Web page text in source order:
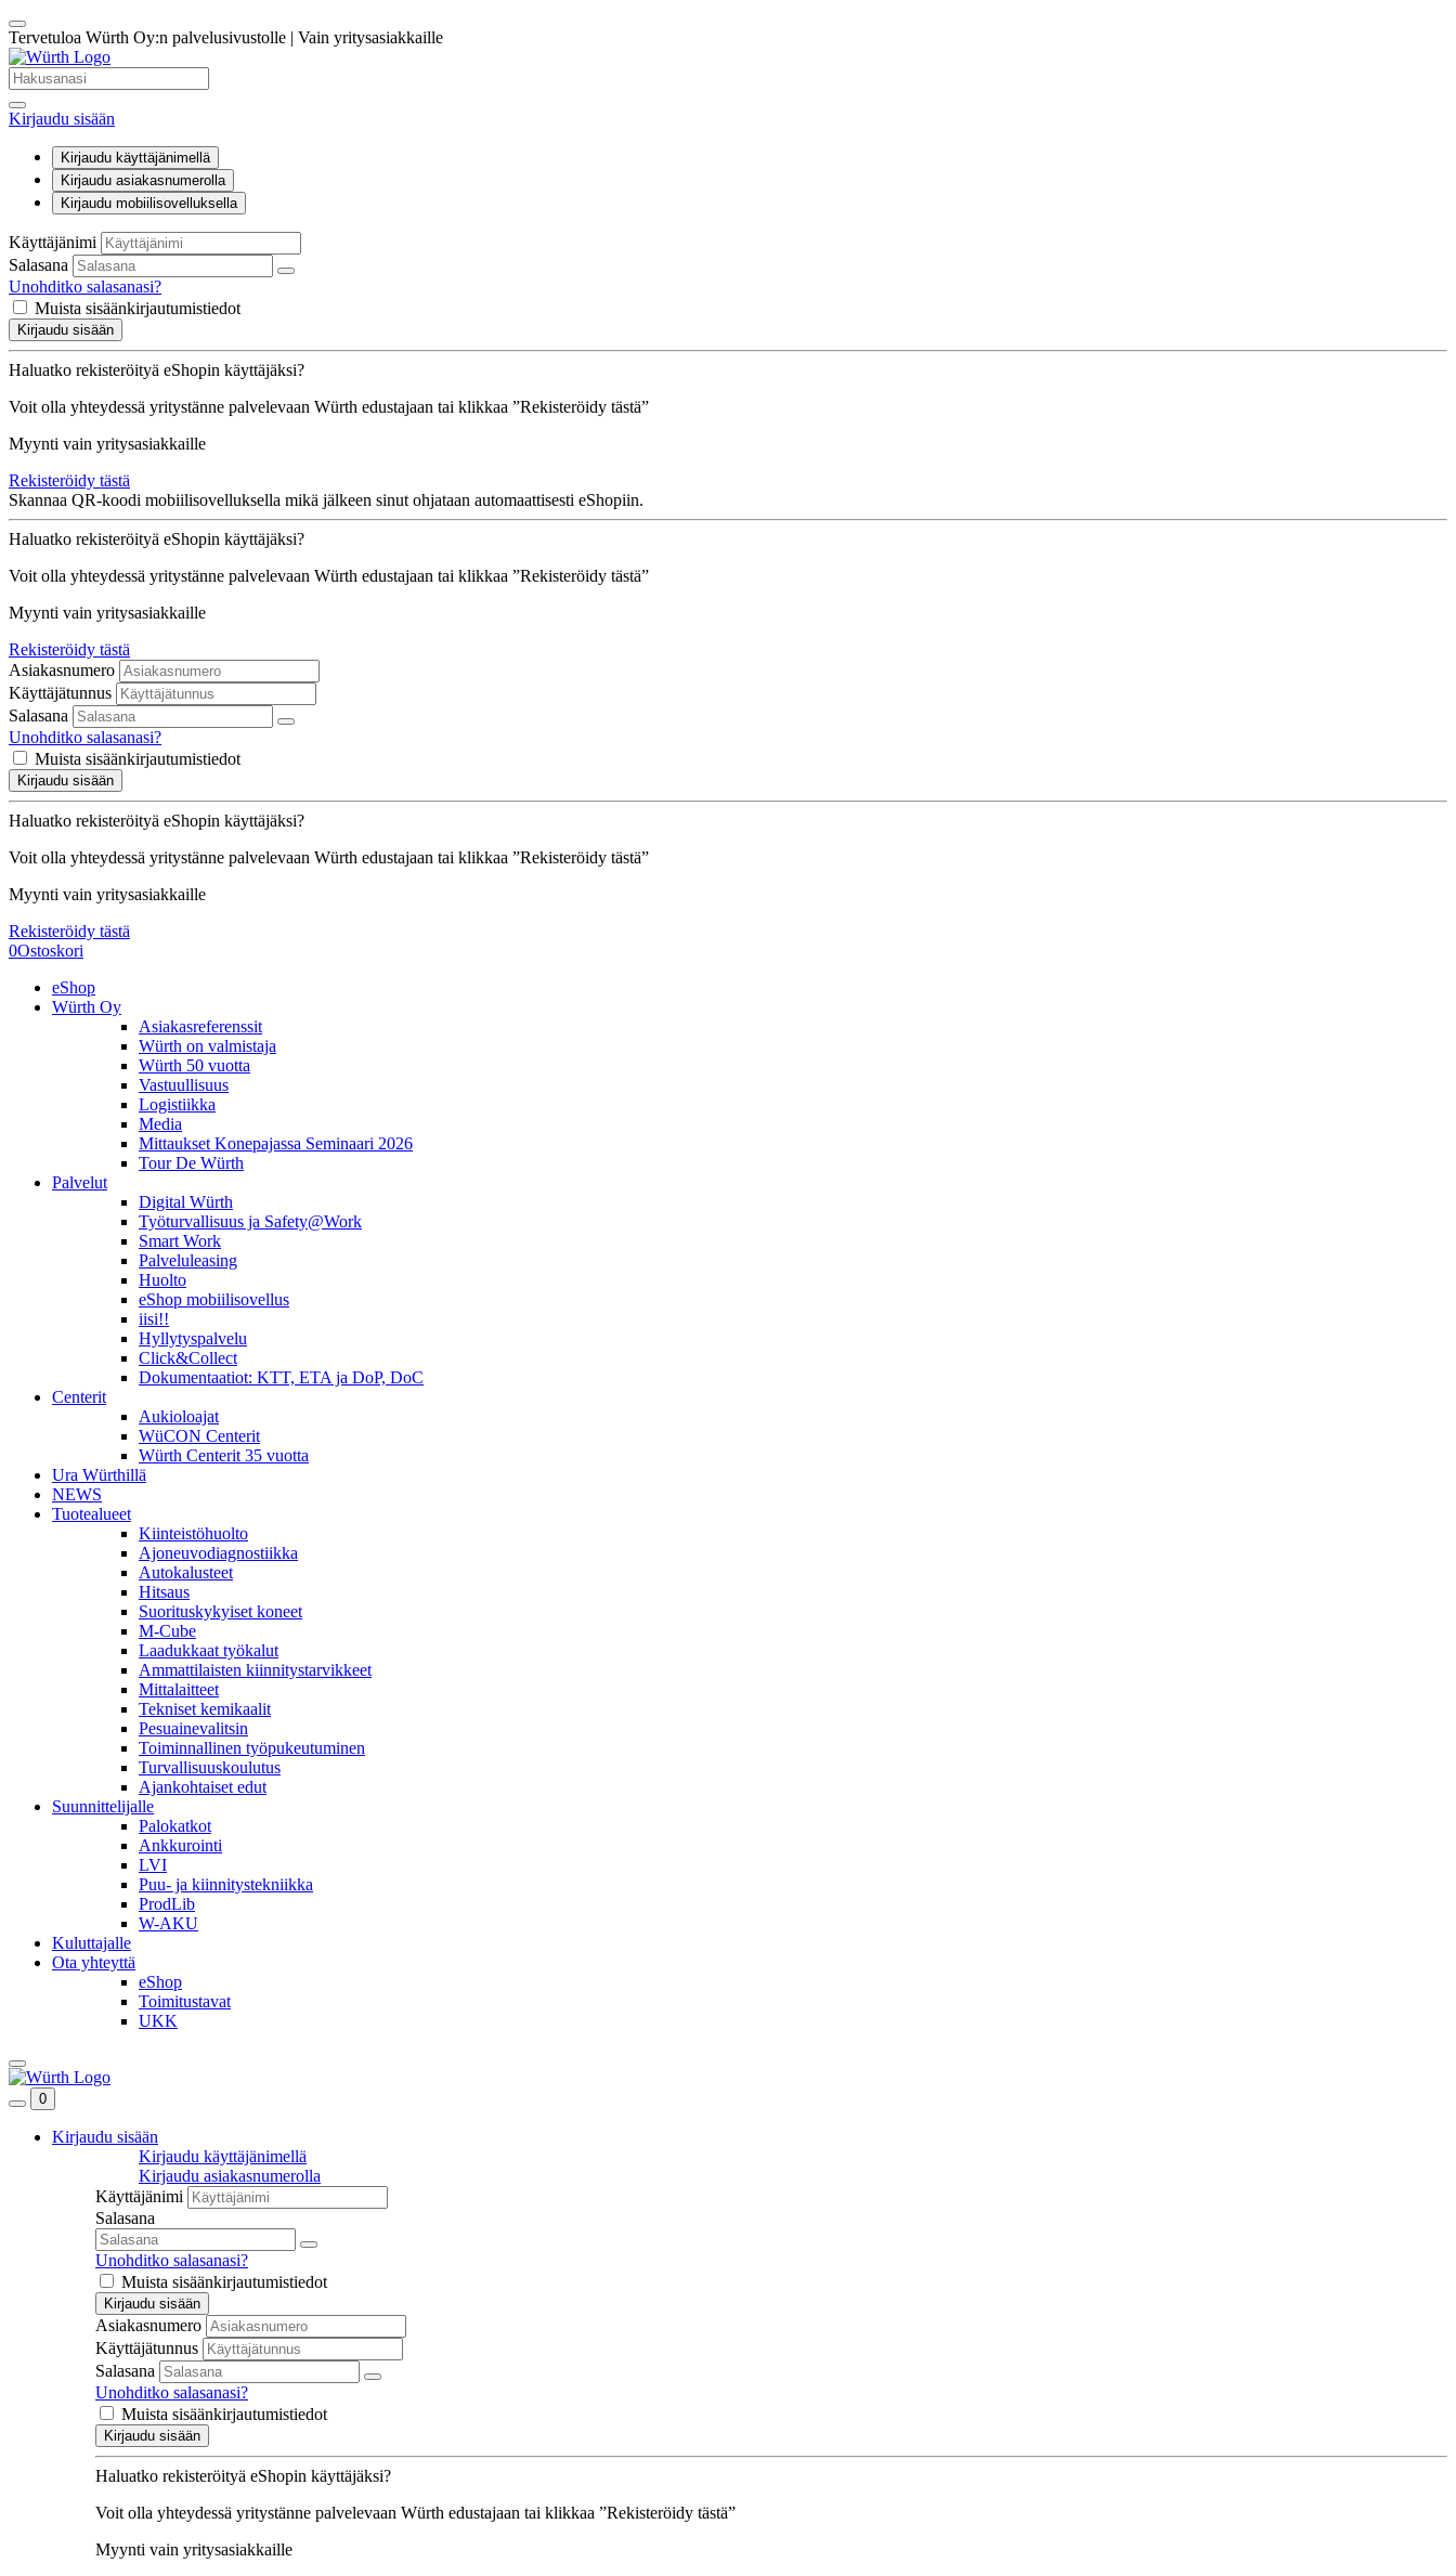
Tervetuloa Würth Oy:n palvelusivustolle | Vain yritysasiakkaille
Kirjaudu sisään
Kirjaudu käyttäjänimellä
Kirjaudu asiakasnumerolla
Kirjaudu mobiilisovelluksella
Käyttäjänimi
Salasana
Unohditko salasanasi?
Muista sisäänkirjautumistiedot
Kirjaudu sisään
Haluatko rekisteröityä eShopin käyttäjäksi?
Voit olla yhteydessä yritystänne palvelevaan Würth edustajaan tai klikkaa ”Rekisteröidy tästä”
Myynti vain yritysasiakkaille
Rekisteröidy tästä
Skannaa QR-koodi mobiilisovelluksella mikä jälkeen sinut ohjataan automaattisesti eShopiin.
Haluatko rekisteröityä eShopin käyttäjäksi?
Voit olla yhteydessä yritystänne palvelevaan Würth edustajaan tai klikkaa ”Rekisteröidy tästä”
Myynti vain yritysasiakkaille
Rekisteröidy tästä
Asiakasnumero
Käyttäjätunnus
Salasana
Unohditko salasanasi?
Muista sisäänkirjautumistiedot
Kirjaudu sisään
Haluatko rekisteröityä eShopin käyttäjäksi?
Voit olla yhteydessä yritystänne palvelevaan Würth edustajaan tai klikkaa ”Rekisteröidy tästä”
Myynti vain yritysasiakkaille
Rekisteröidy tästä
0Ostoskori
eShop
Würth Oy
Asiakasreferenssit
Würth on valmistaja
Würth 50 vuotta
Vastuullisuus
Logistiikka
Media
Mittaukset Konepajassa Seminaari 2026
Tour De Würth
Palvelut
Digital Würth
Työturvallisuus ja Safety@Work
Smart Work
Palveluleasing
Huolto
eShop mobiilisovellus
iisi!!
Hyllytyspalvelu
Click&Collect
Dokumentaatiot: KTT, ETA ja DoP, DoC
Centerit
Aukioloajat
WüCON Centerit
Würth Centerit 35 vuotta
Ura Würthillä
NEWS
Tuotealueet
Kiinteistöhuolto
Ajoneuvodiagnostiikka
Autokalusteet
Hitsaus
Suorituskykyiset koneet
M-Cube
Laadukkaat työkalut
Ammattilaisten kiinnitystarvikkeet
Mittalaitteet
Tekniset kemikaalit
Pesuainevalitsin
Toiminnallinen työpukeutuminen
Turvallisuuskoulutus
Ajankohtaiset edut
Suunnittelijalle
Palokatkot
Ankkurointi
LVI
Puu- ja kiinnitystekniikka
ProdLib
W-AKU
Kuluttajalle
Ota yhteyttä
eShop
Toimitustavat
UKK
0
Kirjaudu sisään
Kirjaudu käyttäjänimellä
Kirjaudu asiakasnumerolla
Käyttäjänimi
Salasana
Unohditko salasanasi?
Muista sisäänkirjautumistiedot
Kirjaudu sisään
Asiakasnumero
Käyttäjätunnus
Salasana
Unohditko salasanasi?
Muista sisäänkirjautumistiedot
Kirjaudu sisään
Haluatko rekisteröityä eShopin käyttäjäksi?
Voit olla yhteydessä yritystänne palvelevaan Würth edustajaan tai klikkaa ”Rekisteröidy tästä”
Myynti vain yritysasiakkaille